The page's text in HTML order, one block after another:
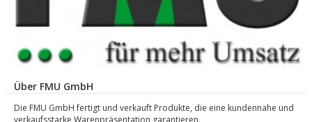
Über FMU GmbH
Die FMU GmbH fertigt und verkauft Produkte, die eine kundennahe und
verkaufsstarke Warenpräsentation garantieren.